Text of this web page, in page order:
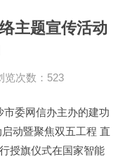
主题宣传活动
览次数：523
委网信办主办的建功
动暨聚焦双五工程 直
授旗仪式在国家智能